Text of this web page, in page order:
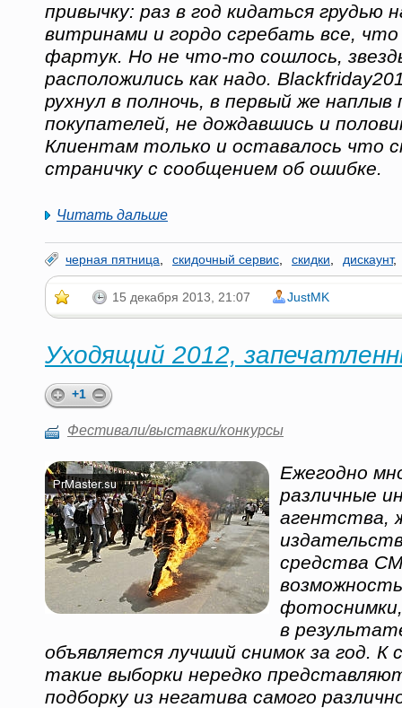
привычку: раз в год кидаться грудью
витринами и гордо сгребать все,
фартук. Но не что-то сошлось,
расположились как надо.
рухнул в полночь, в первый же
покупателей, не дождавшись и
Клиентам только и оставалось что
страничку с сообщением об ошибке.
Читать дальше
черная пятница скидочный сервис скидки дискаунт,
15 декабря 2013, 21:07 JustMK
Уходящий 2012,
+1
Фестивали/выставки/конкурсы
Ежегодно
различные
агентства,
средства
в
объявляется лучший снимок за год. К
такие выборки нередко
подборку из негатива самого